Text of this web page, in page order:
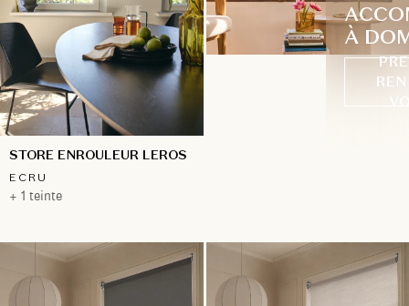
STORE ENROULEUR LEROS
ECRU
+ 1 teinte
À